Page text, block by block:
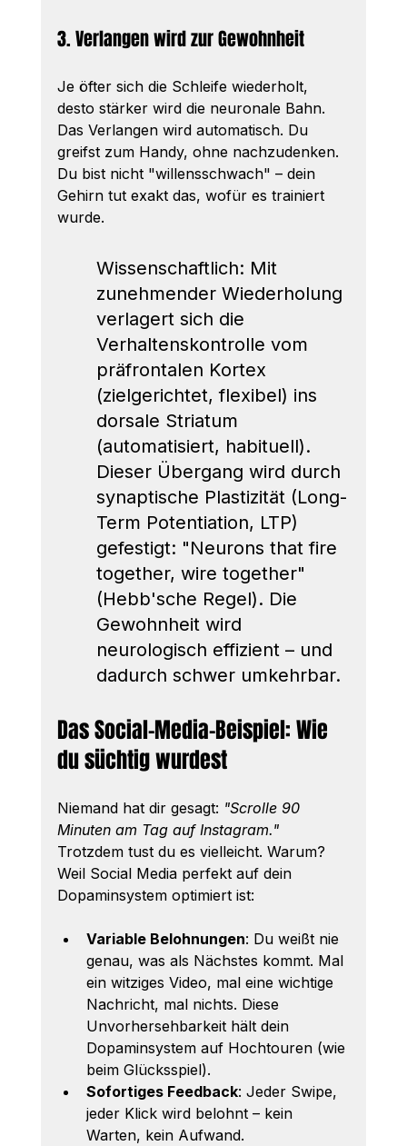
3. Verlangen wird zur Gewohnheit
Je öfter sich die Schleife wiederholt,
desto stärker wird die neuronale Bahn.
Das Verlangen wird automatisch. Du
greifst zum Handy, ohne nachzudenken.
Du bist nicht "willensschwach" – dein
Gehirn tut exakt das, wofür es trainiert
wurde.
Wissenschaftlich: Mit
zunehmender Wiederholung
verlagert sich die
Verhaltenskontrolle vom
präfrontalen Kortex
(zielgerichtet, flexibel) ins
dorsale Striatum
(automatisiert, habituell).
Dieser Übergang wird durch
synaptische Plastizität (Long-
Term Potentiation, LTP)
gefestigt: "Neurons that fire
together, wire together"
(Hebb'sche Regel). Die
Gewohnheit wird
neurologisch effizient – und
dadurch schwer umkehrbar.
Das Social-Media-Beispiel: Wie
du süchtig wurdest
Niemand hat dir gesagt: "Scrolle 90
Minuten am Tag auf Instagram."
Trotzdem tust du es vielleicht. Warum?
Weil Social Media perfekt auf dein
Dopaminsystem optimiert ist:
Variable Belohnungen: Du weißt nie
genau, was als Nächstes kommt. Mal
ein witziges Video, mal eine wichtige
Nachricht, mal nichts. Diese
Unvorhersehbarkeit hält dein
Dopaminsystem auf Hochtouren (wie
beim Glücksspiel).
Sofortiges Feedback: Jeder Swipe,
jeder Klick wird belohnt – kein
Warten, kein Aufwand.